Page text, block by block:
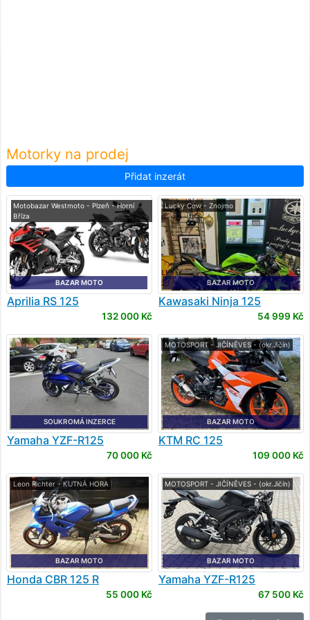
Motorky na prodej
Přidat inzerát
Motobazar Westmoto - Plzeň - Horní
Bříza
BAZAR MOTO
Aprilia RS 125
132 000 Kč
Lucky Cow - Znojmo
BAZAR MOTO
Kawasaki Ninja 125
54 999 Kč
SOUKROMÁ INZERCE
Yamaha YZF-R125
70 000 Kč
MOTOSPORT - JIČÍNĚVES - (okr.Jičín)
BAZAR MOTO
KTM RC 125
109 000 Kč
Leon Richter - KUTNÁ HORA
BAZAR MOTO
Honda CBR 125 R
55 000 Kč
MOTOSPORT - JIČÍNĚVES - (okr.Jičín)
BAZAR MOTO
Yamaha YZF-R125
67 500 Kč